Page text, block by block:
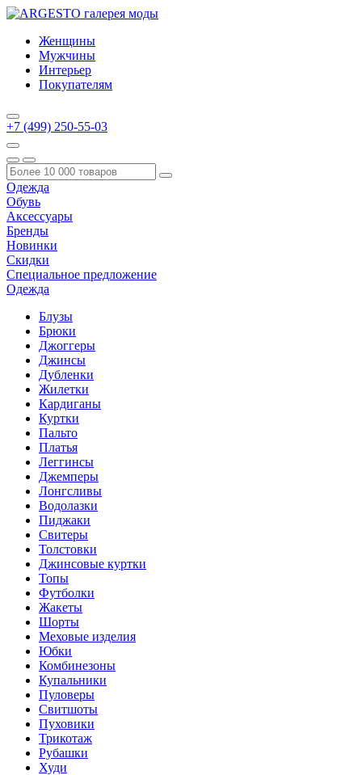
Женщины
Мужчины
Интерьер
Покупателям
+7 (499) 250-55-03
Одежда
Обувь
Аксессуары
Бренды
Новинки
Скидки
Специальное предложение
Одежда
Блузы
Брюки
Джоггеры
Джинсы
Дубленки
Жилетки
Кардиганы
Куртки
Пальто
Платья
Леггинсы
Джемперы
Лонгсливы
Водолазки
Пиджаки
Свитеры
Толстовки
Джинсовые куртки
Топы
Футболки
Жакеты
Шорты
Меховые изделия
Юбки
Комбинезоны
Купальники
Пуловеры
Свитшоты
Пуховики
Трикотаж
Рубашки
Худи